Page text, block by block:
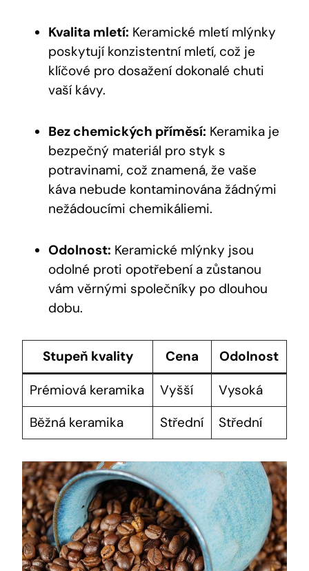
Kvalita mletí: Keramické mletí mlýnky
poskytují konzistentní mletí, což je
klíčové pro dosažení dokonalé chuti
vaší kávy.
Bez chemických příměsí: Keramika je
bezpečný materiál pro styk s
potravinami, což znamená, že vaše
káva nebude kontaminována žádnými
nežádoucími chemikáliemi.
Odolnost: Keramické mlýnky jsou
odolné proti opotřebení a zůstanou
vám věrnými společníky po dlouhou
dobu.
Stupeň kvality Cena
Odolnost
Prémiová keramika
Vyšší
Vysoká
Běžná keramika
Střední Střední